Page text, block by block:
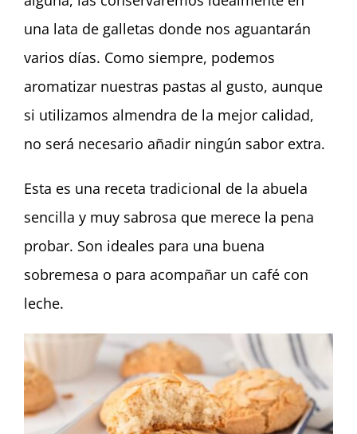
una lata de galletas donde nos aguantarán
varios días. Como siempre, podemos
aromatizar nuestras pastas al gusto, aunque
si utilizamos almendra de la mejor calidad,
no será necesario añadir ningún sabor extra.
Esta es una receta tradicional de la abuela
sencilla y muy sabrosa que merece la pena
probar. Son ideales para una buena
sobremesa o para acompañar un café con
leche.